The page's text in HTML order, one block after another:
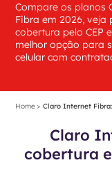
Compare os planos
Fibra em 2026, veja
cobertura pelo CEP
melhor opção para
celular com
Home> Claro Internet
Claro
cobertura